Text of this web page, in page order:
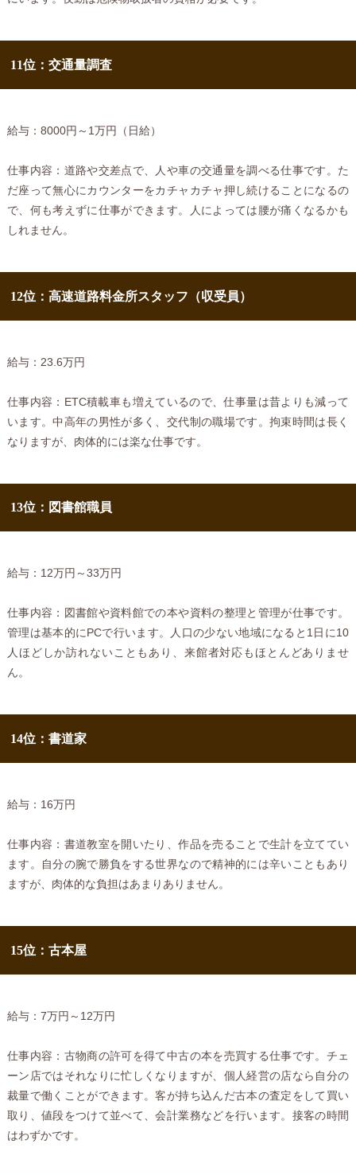
11位：交通量調査
給与：8000円～1万円（日給）
仕事内容：道路や交差点で、人や車の交通量を調べる仕事です。た
だ座って無心にカウンターをカチャカチャ押し続けることになるの
で、何も考えずに仕事ができます。人によっては腰が痛くなるかも
しれません。
12位：高速道路料金所スタッフ（収受員）
給与：23.6万円
仕事内容：ETC積載車も増えているので、仕事量は昔よりも減って
います。中高年の男性が多く、交代制の職場です。拘束時間は長く
なりますが、肉体的には楽な仕事です。
13位：図書館職員
給与：12万円～33万円
仕事内容：図書館や資料館での本や資料の整理と管理が仕事です。
管理は基本的にPCで行います。人口の少ない地域になると1日に10
人ほどしか訪れないこともあり、来館者対応もほとんどありませ
ん。
14位：書道家
給与：16万円
仕事内容：書道教室を開いたり、作品を売ることで生計を立ててい
ます。自分の腕で勝負をする世界なので精神的には辛いこともあり
ますが、肉体的な負担はあまりありません。
15位：古本屋
給与：7万円～12万円
仕事内容：古物商の許可を得て中古の本を売買する仕事です。チェ
ーン店ではそれなりに忙しくなりますが、個人経営の店なら自分の
裁量で働くことができます。客が持ち込んだ古本の査定をして買い
取り、値段をつけて並べて、会計業務などを行います。接客の時間
はわずかです。